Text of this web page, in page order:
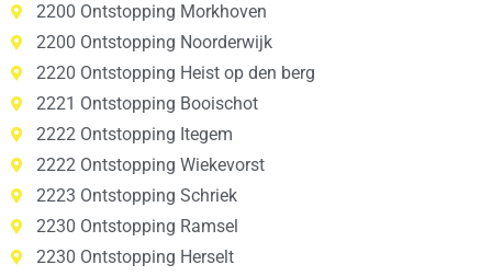
2200 Ontstopping Morkhoven
2200 Ontstopping Noorderwijk
2220 Ontstopping Heist op den berg
2221 Ontstopping Booischot
2222 Ontstopping Itegem
2222 Ontstopping Wiekevorst
2223 Ontstopping Schriek
2230 Ontstopping Ramsel
2230 Ontstopping Herselt